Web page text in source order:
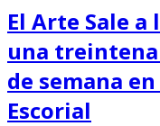
El Arte Sale a
una
de semana
Escorial